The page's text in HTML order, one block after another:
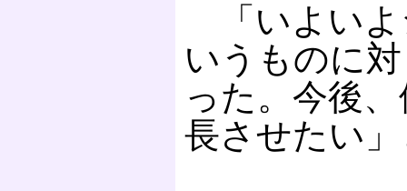
「いよいよ
いうものに
った。今後
長させたい